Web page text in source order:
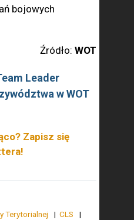
bojowych
Źródło: WOT
Leader
w WOT
Zapisz się
Terytorialnej
CLS